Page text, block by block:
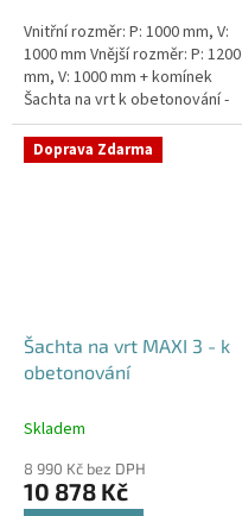
Vnitřní rozměr: P: 1000 mm, V:
1000 mm Vnější rozměr: P: 1200
mm, V: 1000 mm + komínek
Šachta na vrt k obetonování -
vhodná pod parkovací stání,
komunikace nebo do míst...
Doprava Zdarma
Šachta na vrt MAXI 3 - k
obetonování
Skladem
8 990 Kč bez DPH
10 878 Kč